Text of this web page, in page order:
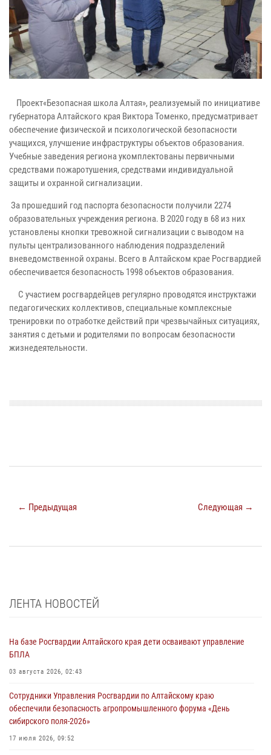
Проект«Безопасная школа Алтая», реализуемый по инициативе
губернатора Алтайского края Виктора Томенко, предусматривает
обеспечение физической и психологической безопасности
учащихся, улучшение инфраструктуры объектов образования.
Учебные заведения региона укомплектованы первичными
средствами пожаротушения, средствами индивидуальной
защиты и охранной сигнализации.
За прошедший год паспорта безопасности получили 2274
образовательных учреждения региона. В 2020 году в 68 из них
установлены кнопки тревожной сигнализации с выводом на
пульты централизованного наблюдения подразделений
вневедомственной охраны. Всего в Алтайском крае Росгвардией
обеспечивается безопасность 1998 объектов образования.
С участием росгвардейцев регулярно проводятся инструктажи
педагогических коллективов, специальные комплексные
тренировки по отработке действий при чрезвычайных ситуациях,
занятия с детьми и родителями по вопросам безопасности
жизнедеятельности.
← Предыдущая Следующая →
ЛЕНТА НОВОСТЕЙ
На базе Росгвардии Алтайского края дети осваивают управление
БПЛА
03 августа 2026, 02:43
Сотрудники Управления Росгвардии по Алтайскому краю
обеспечили безопасность агропромышленного форума «День
сибирского поля-2026»
17 июля 2026, 09:52